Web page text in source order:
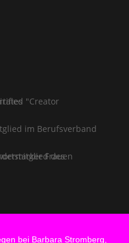
bei Barbara Stromberg,